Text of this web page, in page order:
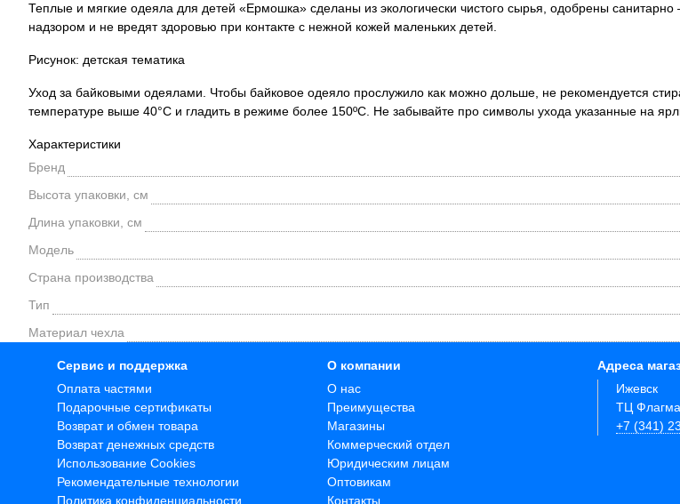
Теплые и мягкие одеяла для детей «Ермошка» сделаны из экологически чистого сырья, одобрены санитарно
надзором и не вредят здоровью при контакте с нежной кожей маленьких детей.
Рисунок: детская тематика
Уход за байковыми одеялами. Чтобы байковое одеяло прослужило как можно дольше, не рекомендуется
температуре выше 40°С и гладить в режиме более 150ºС. Не забывайте про символы ухода указанные на
Характеристики
Бренд
Высота упаковки, см
Длина упаковки, см
Модель
Страна производства
Тип
Материал чехла
Сервис и поддержка
Оплата частями
Подарочные сертификаты
Возврат и обмен товара
Возврат денежных средств
Использование Cookies
Рекомендательные технологии
Политика конфиденциальности
О компании
О нас
Преимущества
Магазины
Коммерческий отдел
Юридическим лицам
Оптовикам
Контакты
Адреса
Ижевск
ТЦ
+7 (341)